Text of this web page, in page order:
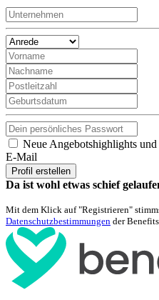
Neue Angebotshighlights
E-Mail
Profil erstellen
Da ist wohl etwas schief
Mit dem Klick auf "Registrieren"
Datenschutzbestimmungen der